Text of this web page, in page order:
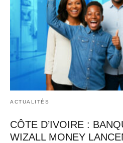
ACTUALITÉS
CÔTE D’IVOIRE :
WIZALL MONEY